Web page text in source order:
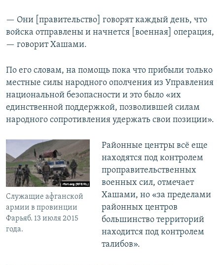
— Они [правительство] говорят каждый день, что
войска отправлены и начнется [военная] операция,
— говорит Хашами.
По его словам, на помощь пока что прибыли только
местные силы народного ополчения из Управления
национальной безопасности и это было «их
единственной поддержкой, позволившей силам
народного сопротивления удержать свои позиции».
Служащие афганской
армии в провинции
Фарьяб. 13 июля 2015
года.
Районные центры всё еще
находятся под контролем
проправительственных
военных сил, отмечает
Хашами, но «за пределами
районных центров
большинство территорий
находится под контролем
талибов».